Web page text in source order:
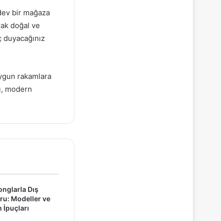
bir mağaza
doğal ve
rakamlara
modern
Dış
Modeller ve
İpuçları